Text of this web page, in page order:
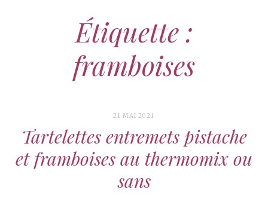
Étiquette :
framboises
21 MAI 2021
Tartelettes entremets pistache
et framboises au thermomix ou
sans